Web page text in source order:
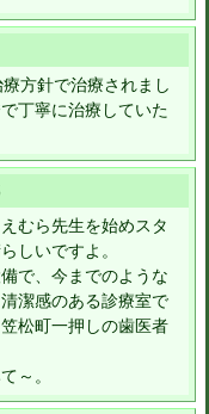
方針で治療されまし
丁寧に治療していた
むら先生を始めスタ
しいですよ。
で、今までのような
潔感のある診療室で
松町一押しの歯医者
～。